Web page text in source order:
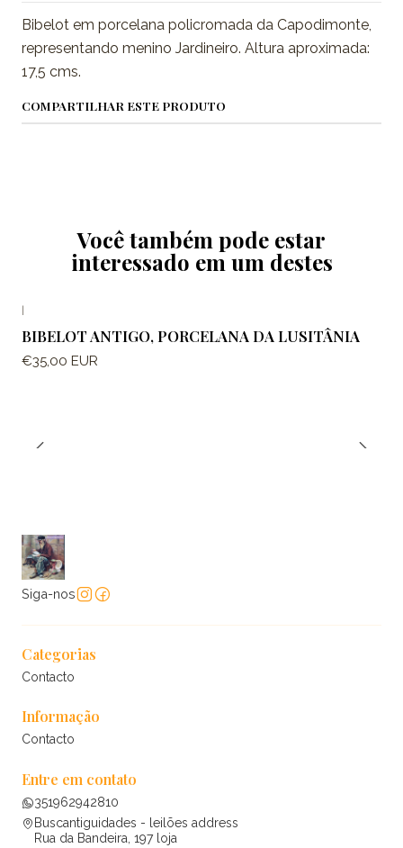
Bibelot em porcelana policromada da Capodimonte,
representando menino Jardineiro. Altura aproximada:
17,5 cms.
COMPARTILHAR ESTE PRODUTO
Você também pode estar
interessado em um destes
BIBELOT ANTIGO, PORCELANA DA LUSITÂNIA
€35,00 EUR
Siga-nos
Categorias
Contacto
Informação
Contacto
Entre em contato
351962942810
Buscantiguidades - leilões address
Rua da Bandeira, 197 loja